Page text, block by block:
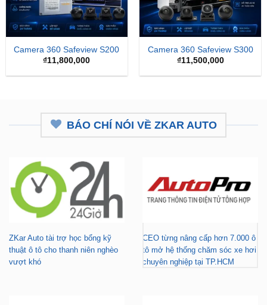
Camera 360 Safeview S200
₫11,800,000
Camera 360 Safeview S300
₫11,500,000
BÁO CHÍ NÓI VỀ ZKAR AUTO
ZKar Auto tài trợ học bổng kỹ
thuật ô tô cho thanh niên nghèo
vượt khó
CEO từng nâng cấp hơn 7.000 ô
tô mở hệ thống chăm sóc xe hơi
chuyên nghiệp tại TP.HCM